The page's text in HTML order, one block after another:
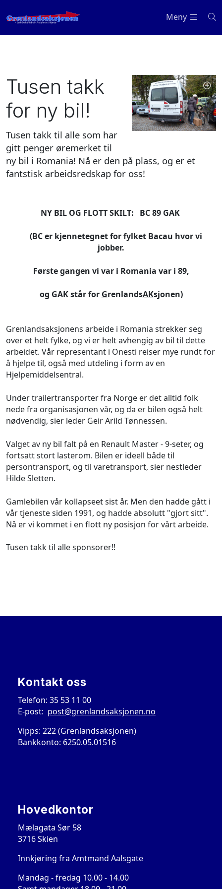
Meny
Tusen takk
for ny bil!
Tusen takk til alle som har
gitt penger øremerket til
ny bil i Romania! Nå er den på plass, og er et
fantstisk arbeidsredskap for oss!
NY BIL OG FLOTT SKILT: BC 89 GAK
(BC er kjennetegnet for fylket Bacau hvor vi
jobber.
Første gangen vi var i Romania var i 89,
og GAK står for GrenlandsAKsjonen)
Grenlandsaksjonens arbeide i Romania strekker seg
over et helt fylke, og vi er helt avhengig av bil til dette
arbeidet. Vår representant i Onesti reiser mye rundt for
å hjelpe til, også med utdeling i form av en
Hjelpemiddelsentral.
Under trailertransporter fra Norge er det alltid folk
nede fra organisasjonen vår, og da er bilen også helt
nødvendig, sier leder Geir Arild Tønnessen.
Valget av ny bil falt på en Renault Master - 9-seter, og
fortsatt stort lasterom. Bilen er ideell både til
persontransport, og til varetransport, sier nestleder
Hilde Sletten.
Gamlebilen vår kollapseet sist år. Men den hadde gått i
vår tjeneste siden 1991, og hadde absolutt "gjort sitt".
Nå er vi kommet i en flott ny posisjon for vårt arbeide.
Tusen takk til alle sponsorer!!
Kontakt oss
Telefon: 35 53 11 00
E-post: post@grenlandsaksjonen.no
Vipps: 222 (Grenlandsaksjonen)
Bankkonto: 6250.05.01516
Hovedkontor
Mælagata Sør 58
3716 Skien
Innkjøring fra Amtmand Aalsgate
Mandag - fredag 10.00 - 14.00